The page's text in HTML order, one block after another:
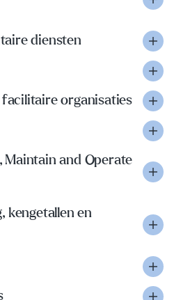
diensten
organisaties
Maintain and Operate
kengetallen en